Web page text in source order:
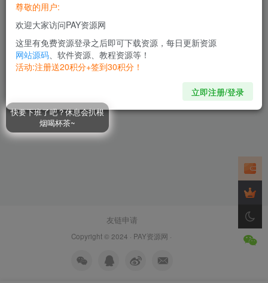
虚拟电商 · 蓝海选品实战课，
淘系15大选品实用方法！
会员专属 精品项目 网络项目
友链申请
Copyright © 2024 · PAY资源网 ·
快要下班了吧？休息会扒根
烟喝杯茶~
尊敬的用户:
欢迎大家访问PAY资源网
这里有免费资源登录之后即可下载资源，每日更新资源
网站源码、软件资源、教程资源等！
活动:注册送20积分+签到30积分！
立即注册/登录